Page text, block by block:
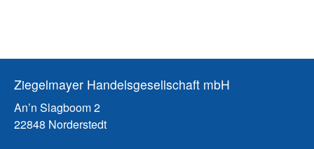
Ziegelmayer Handelsgesellschaft mbH
An’n Slagboom 2
22848 Norderstedt